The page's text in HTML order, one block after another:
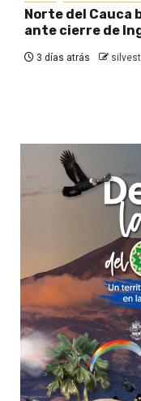
Norte del Cauca
ante cierre de
3 días atrás